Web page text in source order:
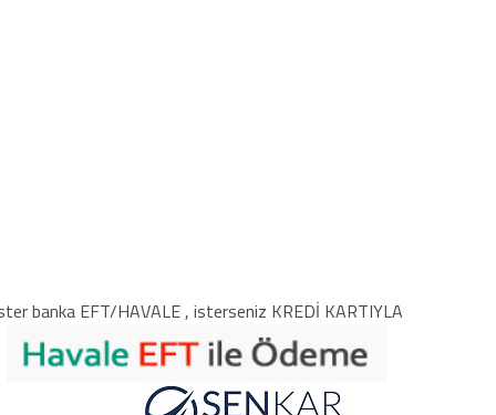
banka EFT/HAVALE , isterseniz KREDİ KARTIYLA